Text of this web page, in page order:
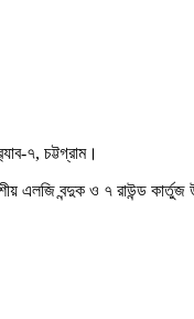
৭, চট্টগ্রাম।
এলজি বন্দুক ও ৭ রাউন্ড কার্তুজ